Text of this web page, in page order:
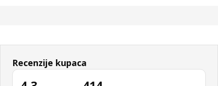
Recenzije kupaca